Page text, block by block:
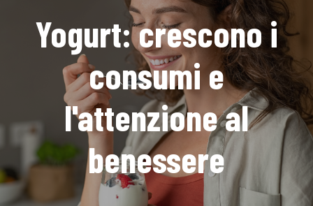
Yogurt: crescono i
consumi e
l'attenzione al
benessere